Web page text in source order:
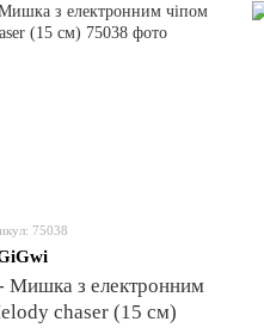
75038
- Мишка з електронним
chaser (15 см)